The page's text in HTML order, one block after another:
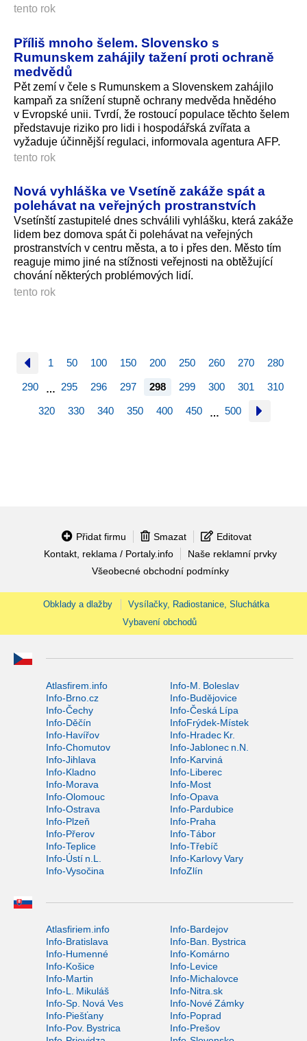
tento rok
Příliš mnoho šelem. Slovensko s
Rumunskem zahájily tažení proti ochraně
medvědů
Pět zemí v čele s Rumunskem a Slovenskem zahájilo
kampaň za snížení stupně ochrany medvěda hnědého
v Evropské unii. Tvrdí, že rostoucí populace těchto šelem
představuje riziko pro lidi i hospodářská zvířata a
vyžaduje účinnější regulaci, informovala agentura AFP.
tento rok
Nová vyhláška ve Vsetíně zakáže spát a
polehávat na veřejných prostranstvích
Vsetínští zastupitelé dnes schválili vyhlášku, která zakáže
lidem bez domova spát či polehávat na veřejných
prostranstvích v centru města, a to i přes den. Město tím
reaguje mimo jiné na stížnosti veřejnosti na obtěžující
chování některých problémových lidí.
tento rok
1 50 100 150 200 250 260 270 280
290 … 295 296 297 298 299 300 301 310
320 330 340 350 400 450 … 500
Přidat firmu Smazat
Editovat
Kontakt, reklama / Portaly.info
Naše reklamní prvky
Všeobecné obchodní podmínky
Obklady a dlažby
Vysílačky, Radiostanice, Sluchátka
Vybavení obchodů
Atlasfirem.info
Info-M. Boleslav
Info-Brno.cz
Info-Budějovice
Info-Čechy
Info-Česká Lípa
Info-Děčín
InfoFrýdek-Místek
Info-Havířov
Info-Hradec Kr.
Info-Chomutov
Info-Jablonec n.N.
Info-Jihlava
Info-Karviná
Info-Kladno
Info-Liberec
Info-Morava
Info-Most
Info-Olomouc
Info-Opava
Info-Ostrava
Info-Pardubice
Info-Plzeň
Info-Praha
Info-Přerov
Info-Tábor
Info-Teplice
Info-Třebíč
Info-Ústí n.L.
Info-Karlovy Vary
Info-Vysočina
InfoZlín
Atlasfiriem.info
Info-Bardejov
Info-Bratislava
Info-Ban. Bystrica
Info-Humenné
Info-Komárno
Info-Košice
Info-Levice
Info-Martin
Info-Michalovce
Info-L. Mikuláš
Info-Nitra.sk
Info-Sp. Nová Ves
Info-Nové Zámky
Info-Piešťany
Info-Poprad
Info-Pov. Bystrica
Info-Prešov